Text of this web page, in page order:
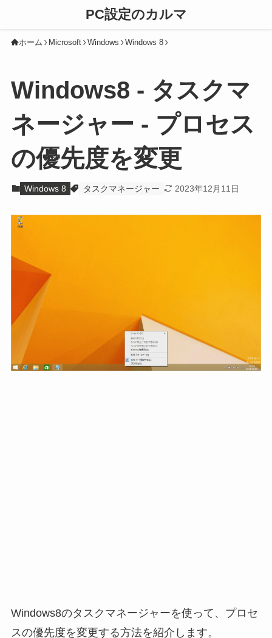
PC設定のカルマ
ホーム Microsoft Windows Windows 8
Windows8 - タスクマ
ネージャー - プロセス
の優先度を変更
Windows 8 タスクマネージャー 2023年12月11日
Windows8のタスクマネージャーを使って、プロセ
スの優先度を変更する方法を紹介します。